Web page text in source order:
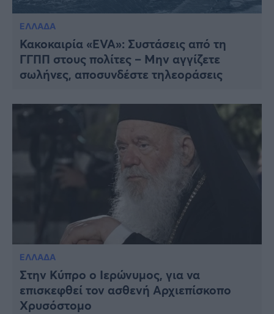
ΕΛΛΑΔΑ
Κακοκαιρία «EVA»: Συστάσεις από τη
ΓΓΠΠ στους πολίτες – Μην αγγίζετε
σωλήνες, αποσυνδέστε τηλεοράσεις
ΕΛΛΑΔΑ
Στην Κύπρο ο Ιερώνυμος, για να
επισκεφθεί τον ασθενή Αρχιεπίσκοπο
Χρυσόστομο